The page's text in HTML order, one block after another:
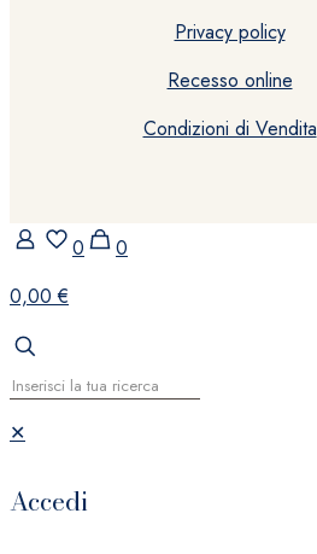
Privacy policy
Recesso online
Condizioni di Vendita
0
0
0,00 €
✕
Accedi